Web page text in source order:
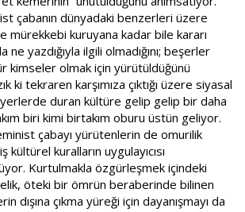
çabanın dünyadaki benzerleri üzere
mürekkebi kuruyana kadar bile kararı
ne yazdığıyla ilgili olmadığını; beşerler
kimseler olmak için yürütüldüğünü
ki tekraren karşımıza çıktığı üzere siyasal
duran kültüre gelip gelip bir daha
biri kimi birtakım oburu üstün geliyor.
çabayı yürütenlerin de omurilik
kültürel kuralların uygulayıcısı
Kurtulmakla özgürleşmek içindeki
öteki bir ömrün beraberinde bilinen
dışına çıkma yüreği için dayanışmayı da